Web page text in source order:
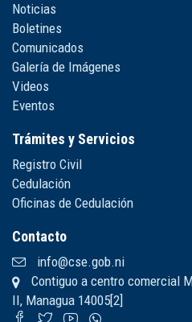
Noticias
Boletines
Comunicados
Galería de Imágenes
Videos
Eventos
Trámites y Servicios
Registro Civil
Cedulación
Oficinas de Cedulación
Contacto
info@cse.gob.ni
Contiguo a centro comercial
II, Managua 14005[2]